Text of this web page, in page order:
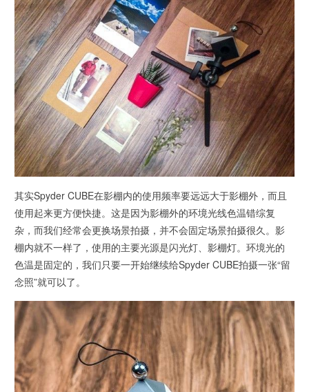
其实Spyder CUBE在影棚内的使用频率要远远大于影棚外，而且
使用起来更方便快捷。这是因为影棚外的环境光线色温错综复
杂，而我们经常会更换场景拍摄，并不会固定场景拍摄很久。影
棚内就不一样了，使用的主要光源是闪光灯、影棚灯。环境光的
色温是固定的，我们只要一开始继续给Spyder CUBE拍摄一张“留
念照”就可以了。